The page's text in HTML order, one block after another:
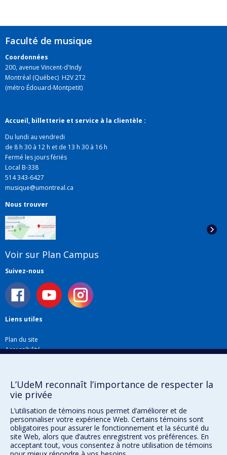
Faculté de musique
Coordonnées
200, avenue Vincent-d'Indy
Montréal (Québec) H2V 2T2
(métro Édouard-Montpetit)
Accueil, billetterie et service à la clientèle :
Du lundi au vendredi
de 8 h 30 à 12 h et de 13 h 30 à 16 h
Fermé les jours fériés
Local B-338
514 343-6427
musique@umontreal.ca
Nous trouver
Voir sur Plan Campus
Suivez-nous
Liens utiles
Plan du site
Accessibilité
Donner à la Faculté de musique
Médias
Info COVID-19
Offres d'emploi
Confidentialité
L’UdeM reconnaît l’importance de respecter la
vie privée
L’utilisation de témoins nous permet d’améliorer et de
personnaliser votre expérience Web. Certains témoins sont
obligatoires pour assurer le fonctionnement et la sécurité du
site Web, alors que d’autres enregistrent vos préférences. En
acceptant tout, vous consentez à notre utilisation de témoins